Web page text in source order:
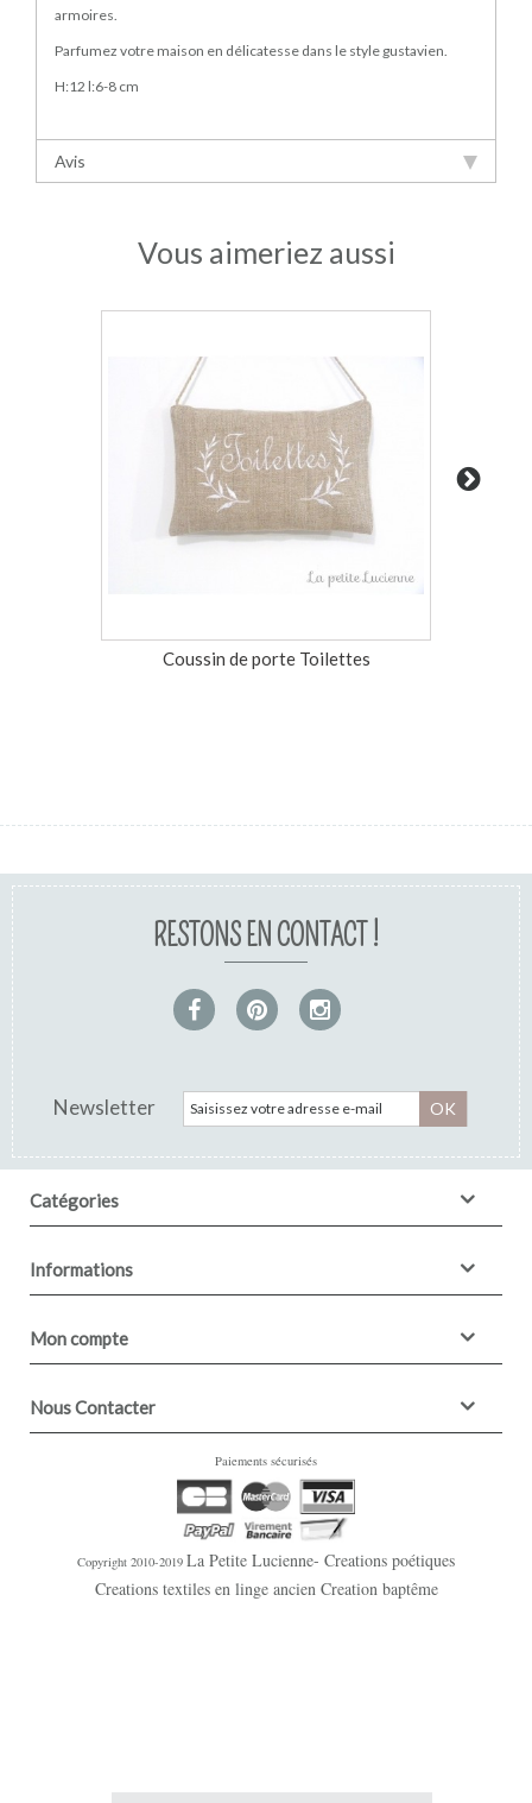
armoires.
Parfumez votre maison en délicatesse dans le style gustavien.
H:12 l:6-8 cm
Avis
Vous aimeriez aussi
Coussin de porte Toilettes
RESTONS EN CONTACT !
Newsletter OK
Catégories
Informations
Mon compte
Nous Contacter
Paiements sécurisés
Copyright 2010-2019 La Petite Lucienne- Creations poétiques
Creations textiles en linge ancien Creation baptême